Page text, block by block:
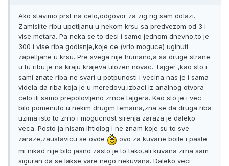
Ako stavimo prst na celo,odgovor za zig rig sam dolazi.
Zamislite ribu upetljanu u nekom krsu sa predvezom od 3 i
vise metara. Pa neka se to desi i samo jednom dnevno,to je
300 i vise riba godisnje,koje ce (vrlo moguce) uginuti
zapetljane u krsu. Pre svega nije humano,a sa druge strane
u tu ribu je na kraju krajeva ulozen novac. Tajger ,kao sto i
sami znate riba ne svari u potpunosti i vecina nas je i sama
videla da riba koja je u meredovu,izbaci iz analnog otvora
celo ili samo prepolovljeno zrnce tajgera. Kao sto je i vec
bilo pomenuto u nekim drugim temama,zna se da druga riba
uzima isto to zrno i mogucnost sirenja zaraza je daleko
veca. Posto ja nisam ihtiolog i ne znam koje su to sve
zaraze,zaustavicu se ovde
ovo za kuvane boile i paste
mi nikad nije bilo jasno zasto je to tako,ali kuvana zrna sam
siguran da se lakse vare nego nekuvana. Daleko veci